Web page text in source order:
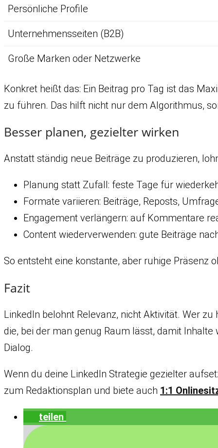
Persönliche Profile
Unternehmensseiten (B2B)
Große Marken oder Netzwerke
Konkret heißt das: Ein Beitrag pro Tag ist das
zu führen. Das hilft nicht nur dem Algorithmus,
Besser planen, gezielter wirken
Anstatt ständig neue Beiträge zu produzieren,
Planung statt Zufall: feste Tage für
Formate variieren: Beiträge, Reposts,
Engagement verlängern: auf Kommentare
Content wiederverwenden: gute Beiträge
So entsteht eine konstante, aber ruhige Präsenz
Fazit
LinkedIn belohnt Relevanz, nicht Aktivität. Wer
die, bei der man genug Raum lässt, damit
Dialog.
Wenn du deine LinkedIn Strategie gezielter
zum Redaktionsplan und biete auch 1:1
teilen